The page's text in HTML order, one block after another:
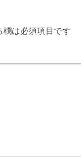
欄は必須項目です